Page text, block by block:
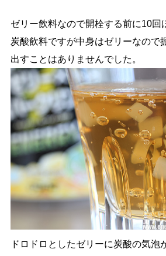
ゼリー飲料なので開栓する前に10回
炭酸飲料ですが中身はゼリーなので
出すことはありませんでした。
ドロドロとしたゼリーに炭酸の気泡